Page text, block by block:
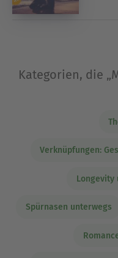
Kategorien, die
Verknüpfungen:
Longevity
Spürnasen unterwegs